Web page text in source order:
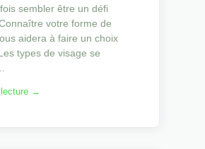
sembler être un défi
votre forme de
aidera à faire un choix
types de visage se
→